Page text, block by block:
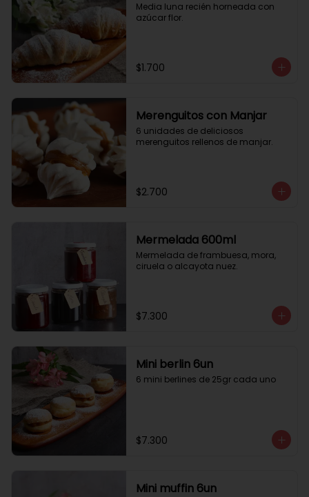
Media luna recién horneada con
azúcar flor.
$1.700
Merenguitos con Manjar
6 unidades de deliciosos
merenguitos rellenos de manjar.
$2.700
Mermelada 600ml
Mermelada de frambuesa, mora,
ciruela o alcayota nuez.
$7.300
Mini berlin 6un
6 mini berlines de 25gr cada uno
$7.300
Mini muffin 6un